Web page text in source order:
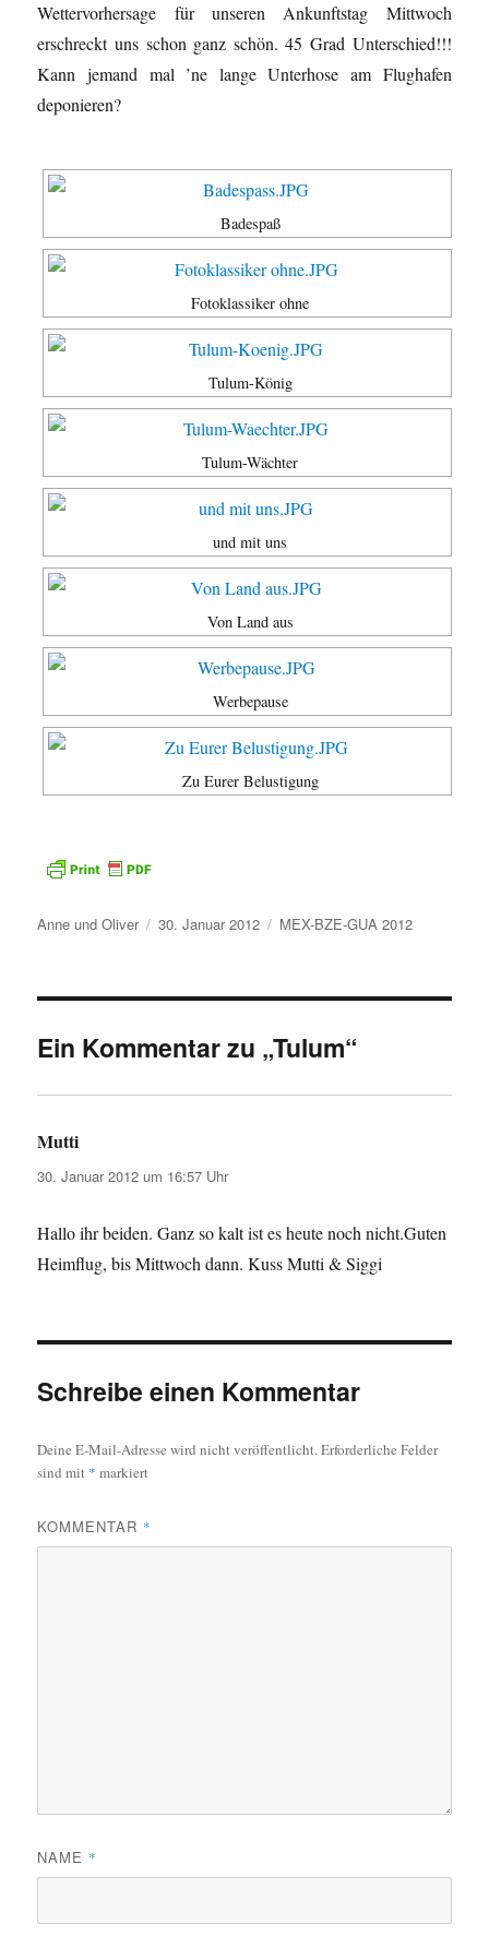
Wettervorhersage für unseren Ankunftstag Mittwoch
erschreckt uns schon ganz schön. 45 Grad Unterschied!!!
Kann jemand mal ’ne lange Unterhose am Flughafen
deponieren?
Badespaß
Fotoklassiker ohne
Tulum-König
Tulum-Wächter
und mit uns
Von Land aus
Werbepause
Zu Eurer Belustigung
Autor
Anne und Oliver
Veröffentlicht
30. Januar 2012 Kategorien
MEX-BZE-GUA 2012
Ein Kommentar zu „Tulum“
Mutti
30. Januar 2012 um 16:57 Uhr
Hallo ihr beiden. Ganz so kalt ist es heute noch nicht.Guten
Heimflug, bis Mittwoch dann. Kuss Mutti & Siggi
Schreibe einen Kommentar
Deine E-Mail-Adresse wird nicht veröffentlicht.Erforderliche Felder
sind mit * markiert
KOMMENTAR *
NAME *